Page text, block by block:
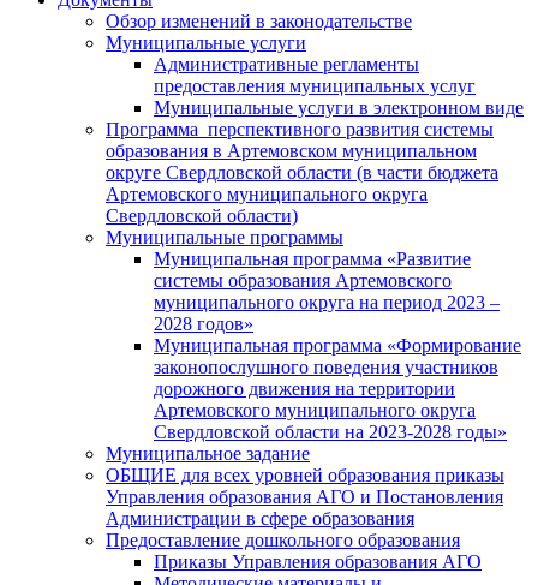
Обзор изменений в законодательстве
Муниципальные услуги
Административные регламенты
предоставления муниципальных услуг
Муниципальные услуги в электронном виде
Программа перспективного развития системы
образования в Артемовском муниципальном
округе Свердловской области (в части бюджета
Артемовского муниципального округа
Свердловской области)
Муниципальные программы
Муниципальная программа «Развитие
системы образования Артемовского
муниципального округа на период 2023 –
2028 годов»
Муниципальная программа «Формирование
законопослушного поведения участников
дорожного движения на территории
Артемовского муниципального округа
Свердловской области на 2023-2028 годы»
Муниципальное задание
ОБЩИЕ для всех уровней образования приказы
Управления образования АГО и Постановления
Администрации в сфере образования
Предоставление дошкольного образования
Приказы Управления образования АГО